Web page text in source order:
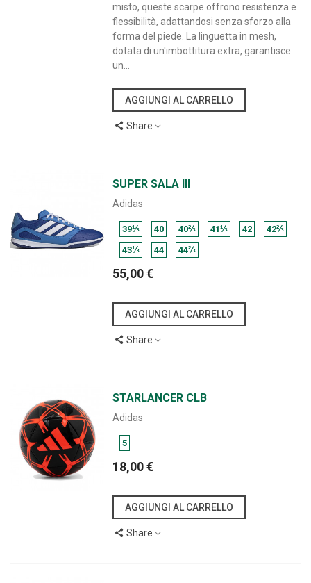
misto, queste scarpe offrono resistenza e
flessibilità, adattandosi senza sforzo alla
forma del piede. La linguetta in mesh,
dotata di un'imbottitura extra, garantisce
un...
AGGIUNGI AL CARRELLO
Share
SUPER SALA III
Adidas
39⅓ 40 40⅔ 41⅓ 42
42⅔
43⅓
44 44⅔
55,00 €
AGGIUNGI AL CARRELLO
Share
STARLANCER CLB
Adidas
5
18,00 €
AGGIUNGI AL CARRELLO
Share